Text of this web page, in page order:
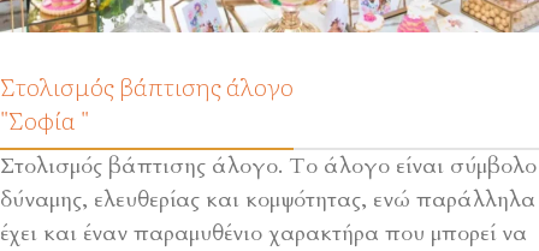
Στολισμός βάπτισης άλογο
"Σοφία "
Στολισμός βάπτισης άλογο. Το άλογο είναι σύμβολο
δύναμης, ελευθερίας και κομψότητας, ενώ παράλληλα
έχει και έναν παραμυθένιο χαρακτήρα που μπορεί να